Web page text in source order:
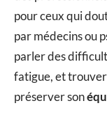
pour ceux qui
par médecins ou
parler des
fatigue, et
préserver son